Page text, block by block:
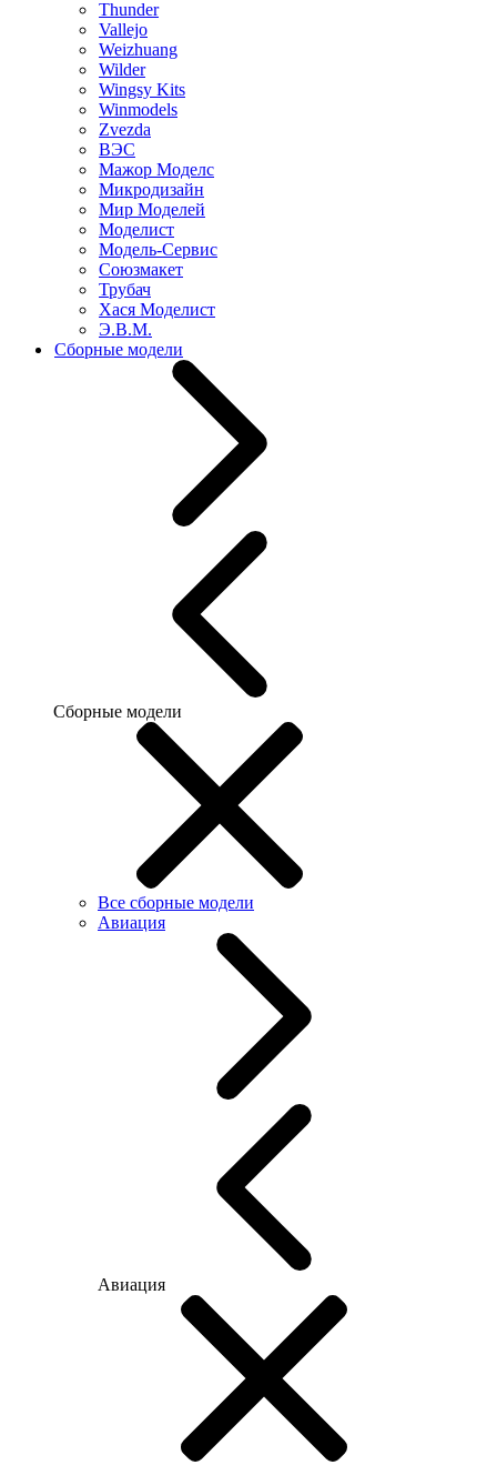
Thunder
Vallejo
Weizhuang
Wilder
Wingsy Kits
Winmodels
Zvezda
ВЭС
Мажор Моделс
Микродизайн
Мир Моделей
Моделист
Модель-Сервис
Союзмакет
Трубач
Хася Моделист
Э.В.М.
Сборные модели
Сборные модели
Все сборные модели
Авиация
Авиация